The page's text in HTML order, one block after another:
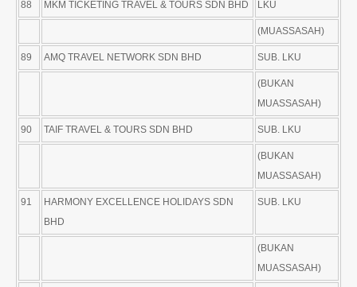
88 MKM TICKETING TRAVEL & TOURS SDN BHD LKU
(MUASSASAH)
89 AMQ TRAVEL NETWORK SDN BHD SUB. LKU
(BUKAN
MUASSASAH)
90 TAIF TRAVEL & TOURS SDN BHD SUB. LKU
(BUKAN
MUASSASAH)
91
HARMONY EXCELLENCE HOLIDAYS SDN
BHD
SUB. LKU
(BUKAN
MUASSASAH)